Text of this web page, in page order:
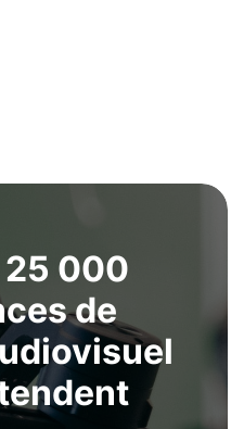
25 000
de